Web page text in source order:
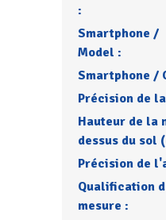
:
Smartphone /
Model :
Smartphone /
Précision de
Hauteur de la
dessus du sol
Précision de
Qualification
mesure :